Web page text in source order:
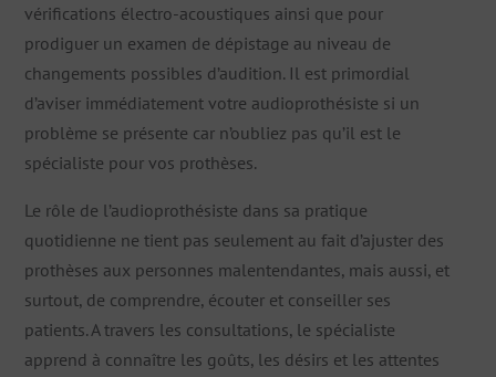
vérifications électro-acoustiques ainsi que pour
prodiguer un examen de dépistage au niveau de
changements possibles d’audition. Il est primordial
d’aviser immédiatement votre audioprothésiste si un
problème se présente car n’oubliez pas qu’il est le
spécialiste pour vos prothèses.
Le rôle de l’audioprothésiste dans sa pratique
quotidienne ne tient pas seulement au fait d’ajuster des
prothèses aux personnes malentendantes, mais aussi, et
surtout, de comprendre, écouter et conseiller ses
patients. A travers les consultations, le spécialiste
apprend à connaître les goûts, les désirs et les attentes